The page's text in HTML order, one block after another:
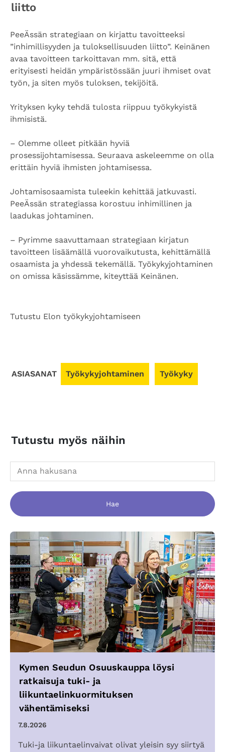
liitto
PeeÄssän strategiaan on kirjattu tavoitteeksi
”inhimillisyyden ja tuloksellisuuden liitto”. Keinänen
avaa tavoitteen tarkoittavan mm. sitä, että
erityisesti heidän ympäristössään juuri ihmiset ovat
työn, ja siten myös tuloksen, tekijöitä.
Yrityksen kyky tehdä tulosta riippuu työkykyistä
ihmisistä.
– Olemme olleet pitkään hyviä
prosessijohtamisessa. Seuraava askeleemme on olla
erittäin hyviä ihmisten johtamisessa.
Johtamisosaamista tuleekin kehittää jatkuvasti.
PeeÄssän strategiassa korostuu inhimillinen ja
laadukas johtaminen.
– Pyrimme saavuttamaan strategiaan kirjatun
tavoitteen lisäämällä vuorovaikutusta, kehittämällä
osaamista ja yhdessä tekemällä. Työkykyjohtaminen
on omissa käsissämme, kiteyttää Keinänen.
Tutustu Elon työkykyjohtamiseen
ASIASANAT Työkykyjohtaminen Työkyky
Tutustu myös näihin
Hae
Kymen Seudun Osuuskauppa löysi
ratkaisuja tuki- ja
liikuntaelinkuormituksen
vähentämiseksi
7.8.2026
Tuki-ja liikuntaelinvaivat olivat yleisin syy siirtyä